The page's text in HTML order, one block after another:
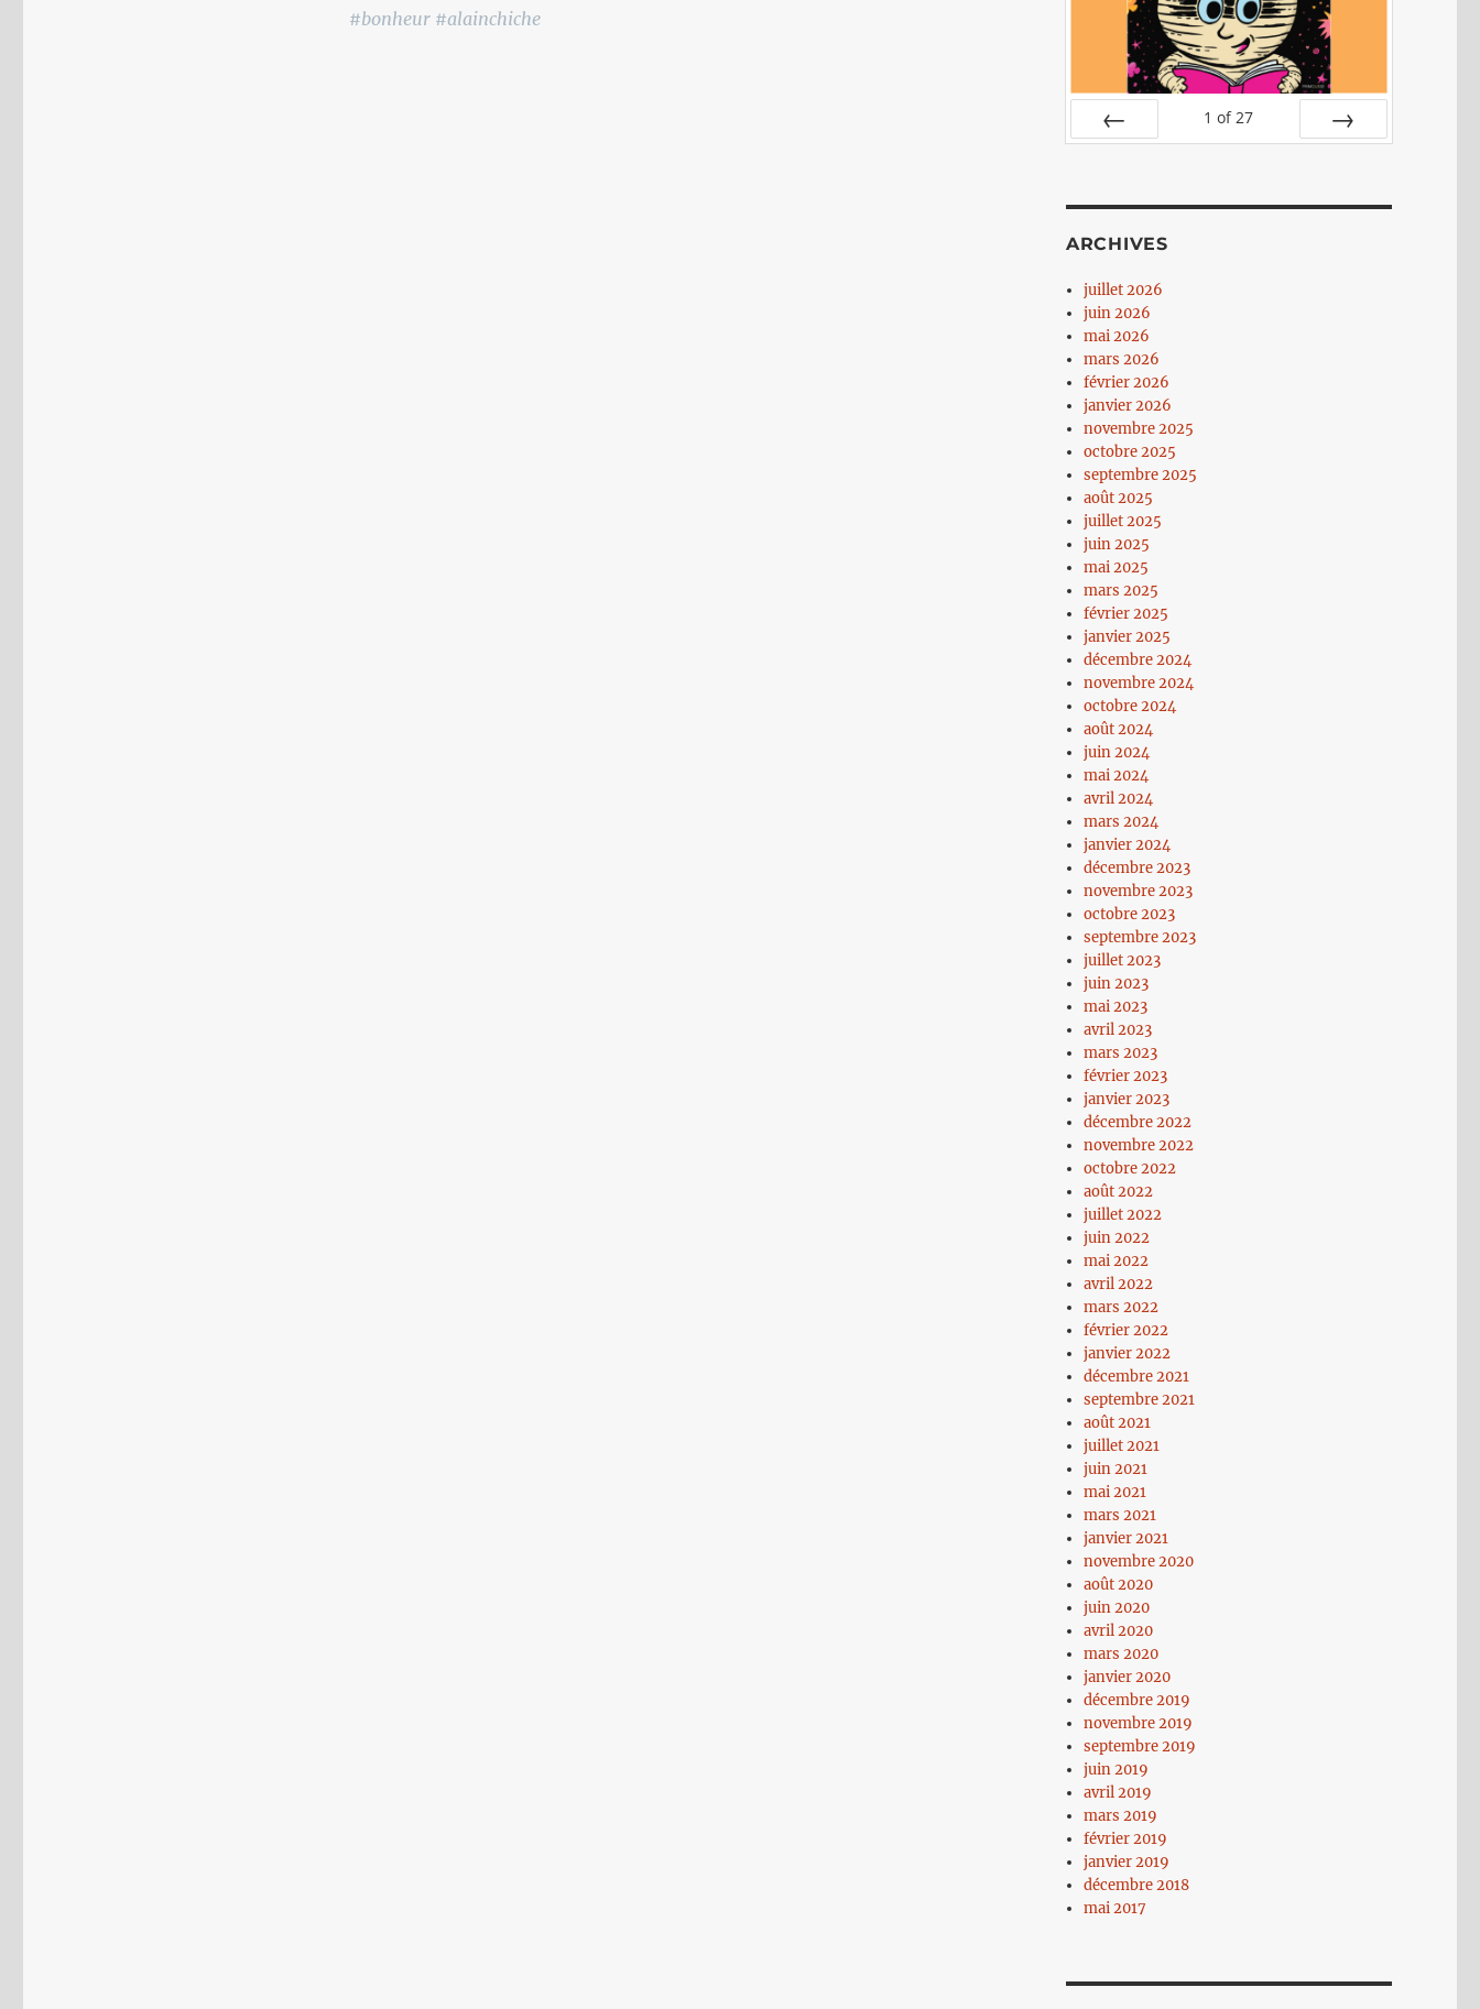
#bonheur #alainchiche
1 of 27
ARCHIVES
juillet 2026
juin 2026
mai 2026
mars 2026
février 2026
janvier 2026
novembre 2025
octobre 2025
septembre 2025
août 2025
juillet 2025
juin 2025
mai 2025
mars 2025
février 2025
janvier 2025
décembre 2024
novembre 2024
octobre 2024
août 2024
juin 2024
mai 2024
avril 2024
mars 2024
janvier 2024
décembre 2023
novembre 2023
octobre 2023
septembre 2023
juillet 2023
juin 2023
mai 2023
avril 2023
mars 2023
février 2023
janvier 2023
décembre 2022
novembre 2022
octobre 2022
août 2022
juillet 2022
juin 2022
mai 2022
avril 2022
mars 2022
février 2022
janvier 2022
décembre 2021
septembre 2021
août 2021
juillet 2021
juin 2021
mai 2021
mars 2021
janvier 2021
novembre 2020
août 2020
juin 2020
avril 2020
mars 2020
janvier 2020
décembre 2019
novembre 2019
septembre 2019
juin 2019
avril 2019
mars 2019
février 2019
janvier 2019
décembre 2018
mai 2017